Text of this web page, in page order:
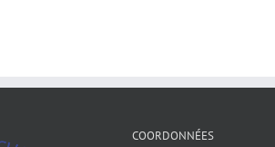
COORDONNÉES